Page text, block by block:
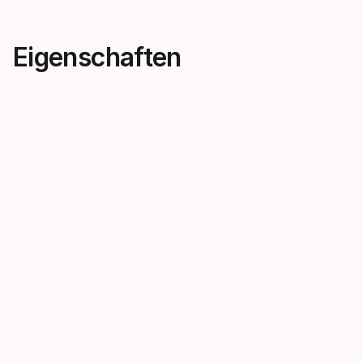
Eigenschaften